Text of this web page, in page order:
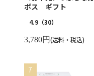
ボス ギフト
4.9（30）
3,780円(送料・税込)